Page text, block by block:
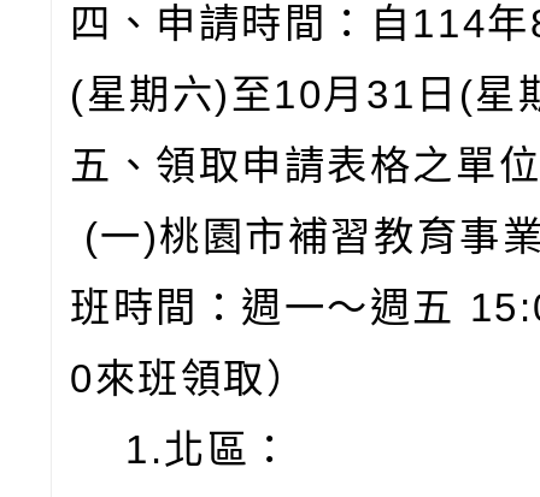
四、申請時間：自114
(星期六)至10月31日(星
五、領取申請表格之單
(一)桃園市補習教育事
班時間：週一～週五
0來班領取）
1.北區：